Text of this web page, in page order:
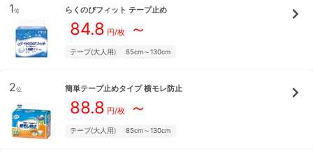
1位 らくのびフィット テープ止め
84.8 円/枚～
テープ(大人用) 85cm～130cm
2位 簡単テープ止めタイプ 横モレ防止
88.8 円/枚～
テープ(大人用) 85cm～130cm